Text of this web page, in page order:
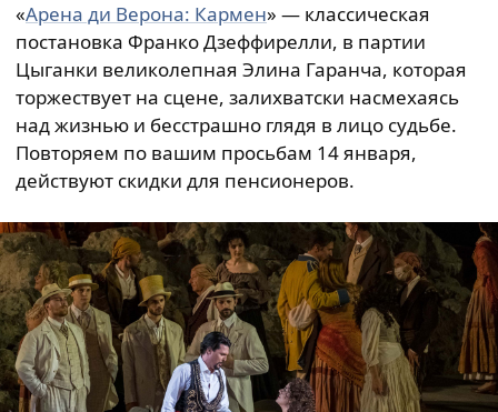
«Арена ди Верона: Кармен» — классическая
постановка Франко Дзеффирелли, в партии
Цыганки великолепная Элина Гаранча, которая
торжествует на сцене, залихватски насмехаясь
над жизнью и бесстрашно глядя в лицо судьбе.
Повторяем по вашим просьбам 14 января,
действуют скидки для пенсионеров.